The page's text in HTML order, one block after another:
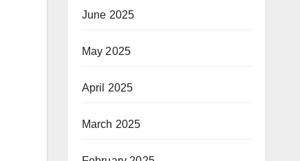
June 2025
May 2025
April 2025
March 2025